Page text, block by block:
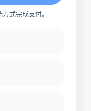
式完成支付。